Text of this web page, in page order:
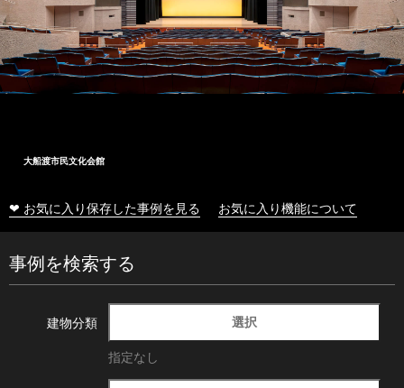
大船渡市民文化会館
❤ お気に入り保存した事例を見る お気に入り機能について
事例を検索する
建物分類 選択
指定なし